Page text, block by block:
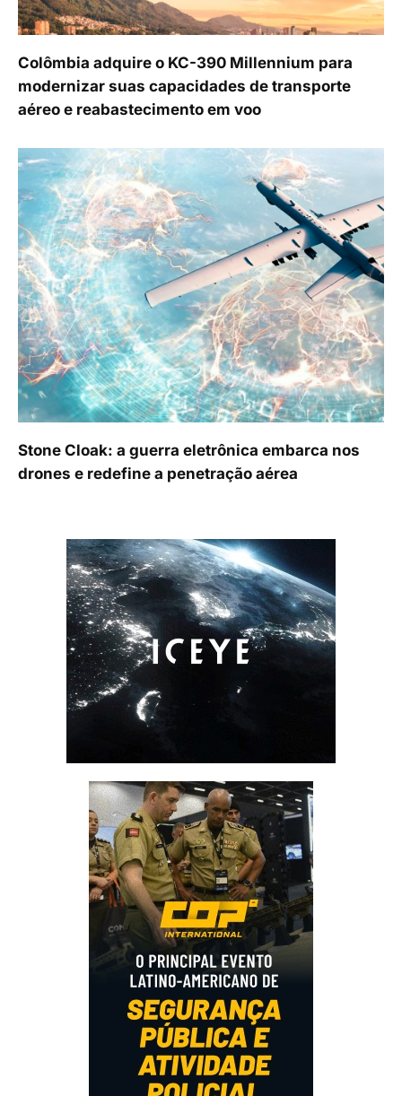
Colômbia adquire o KC-390 Millennium para
modernizar suas capacidades de transporte
aéreo e reabastecimento em voo
Stone Cloak: a guerra eletrônica embarca nos
drones e redefine a penetração aérea